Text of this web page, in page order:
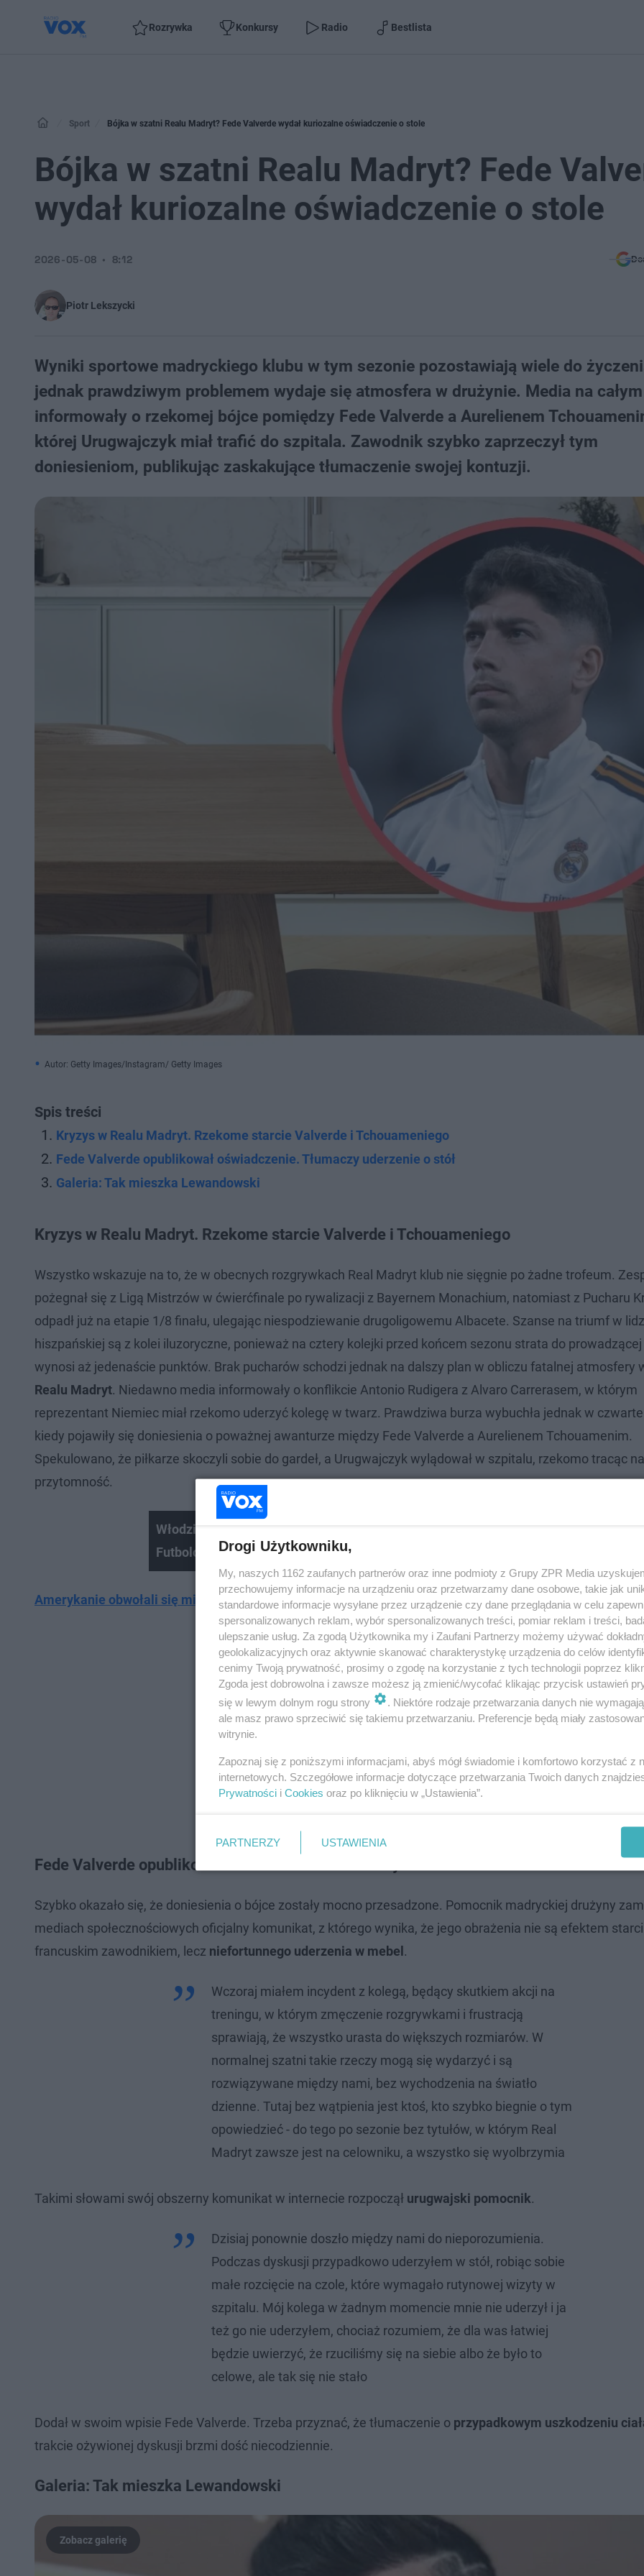
Rozrywka Konkursy Radio Bestlista
Sport Bójka w szatni Realu Madryt? Fede Valverde wydał kuriozalne oświadczenie o stole
Bójka w szatni Realu Madryt? Fede
wydał kuriozalne oświadczenie o stole
Piotr Lekszycki
2026-05-08 8:12
Wyniki sportowe madryckiego klubu w tym sezonie pozostawiają wiele do
jednak prawdziwym problemem wydaje się atmosfera w drużynie. Media na
informowały o rzekomej bójce pomiędzy Fede Valverde a Aurelienem
której Urugwajczyk miał trafić do szpitala. Zawodnik szybko zaprzeczył tym
doniesieniom, publikując zaskakujące tłumaczenie swojej kontuzji.
Autor: Getty Images/Instagram/ Getty Images
Spis treści
Kryzys w Realu Madryt. Rzekome starcie Valverde i Tchouameniego
Fede Valverde opublikował oświadczenie. Tłumaczy uderzenie o stół
Galeria: Tak mieszka Lewandowski
Kryzys w Realu Madryt. Rzekome starcie Valverde i Tchouameniego
Wszystko wskazuje na to, że w obecnych rozgrywkach Real Madryt klub nie sięgnie po żadne trofeum.
pożegnał się z Ligą Mistrzów w ćwierćfinale po rywalizacji z Bayernem Monachium, natomiast z Pucharu
odpadł już na etapie 1/8 finału, ulegając niespodziewanie drugoligowemu Albacete. Szanse na triumf w
hiszpańskiej są z kolei iluzoryczne, ponieważ na cztery kolejki przed końcem sezonu strata do
wynosi aż jedenaście punktów. Brak pucharów schodzi jednak na dalszy plan w obliczu fatalnej atmosfery
Realu Madryt. Niedawno media informowały o konflikcie Antonio Rudigera z Alvaro Carrerasem, w którym
reprezentant Niemiec miał rzekomo uderzyć kolegę w twarz. Prawdziwa burza wybuchła jednak w
kiedy pojawiły się doniesienia o poważnej awanturze między Fede Valverde a Aurelienem Tchouamenim.
Spekulowano, że piłkarze skoczyli sobie do gardeł, a Urugwajczyk wylądował w szpitalu, rzekomo tracąc
przytomność.
Włodzimierz Lubański. Komuniści wyrwali mi marzenia o Realu l
Futbologia
Amerykanie obwołali się mistrzami świata w piłce nożnej. Sieć obiegło nietypowe nagranie
Fede Valverde opublikował oświadczenie. Tłumaczy uderzenie o stół
Szybko okazało się, że doniesienia o bójce zostały mocno przesadzone. Pomocnik madryckiej drużyny
mediach społecznościowych oficjalny komunikat, z którego wynika, że jego obrażenia nie są efektem
francuskim zawodnikiem, lecz niefortunnego uderzenia w mebel .
Wczoraj miałem incydent z kolegą, będący skutkiem akcji na
treningu, w którym zmęczenie rozgrywkami i frustracją
sprawiają, że wszystko urasta do większych rozmiarów. W
normalnej szatni takie rzeczy mogą się wydarzyć i są
rozwiązywane między nami, bez wychodzenia na światło
dzienne. Tutaj bez wątpienia jest ktoś, kto szybko biegnie o tym
opowiedzieć - do tego po sezonie bez tytułów, w którym Real
Madryt zawsze jest na celowniku, a wszystko się wyolbrzymia
Takimi słowami swój obszerny komunikat w internecie rozpoczął urugwajski pomocnik.
Dzisiaj ponownie doszło między nami do nieporozumienia.
Podczas dyskusji przypadkowo uderzyłem w stół, robiąc sobie
małe rozcięcie na czole, które wymagało rutynowej wizyty w
szpitalu. Mój kolega w żadnym momencie mnie nie uderzył i ja
też go nie uderzyłem, chociaż rozumiem, że dla was łatwiej
będzie uwierzyć, że rzuciliśmy się na siebie albo że było to
celowe, ale tak się nie stało
Dodał w swoim wpisie Fede Valverde. Trzeba przyznać, że tłumaczenie o przypadkowym uszkodzeniu
trakcie ożywionej dyskusji brzmi dość niecodziennie.
Galeria: Tak mieszka Lewandowski
Drogi Użytkowniku,
My, naszych 1162 zaufanych partnerów oraz inne podmioty z Grupy ZPR Media
przechowujemy informacje na urządzeniu oraz przetwarzamy dane osobowe, takie jak
standardowe informacje wysyłane przez urządzenie czy dane przeglądania w celu
spersonalizowanych reklam, wybór spersonalizowanych treści, pomiar reklam i treści,
ulepszanie usług. Za zgodą Użytkownika my i Zaufani Partnerzy możemy używać
geolokalizacyjnych oraz aktywnie skanować charakterystykę urządzenia do celów
cenimy Twoją prywatność, prosimy o zgodę na korzystanie z tych technologii poprzez
Zgoda jest dobrowolna i zawsze możesz ją zmienić/wycofać klikając przycisk ustawień
się w lewym dolnym rogu strony
. Niektóre rodzaje przetwarzania danych nie
ale masz prawo sprzeciwić się takiemu przetwarzaniu. Preferencje będą miały
witrynie.
Zapoznaj się z poniższymi informacjami, abyś mógł świadomie i komfortowo korzystać z
internetowych. Szczegółowe informacje dotyczące przetwarzania Twoich danych
Prywatności i Cookies oraz po kliknięciu w „Ustawienia”.
PARTNERZY USTAWIENIA